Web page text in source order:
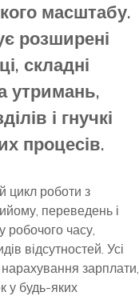
масштабу.
розширені
складні
утримань,
і гнучкі
процесів.
цикл роботи з
переведень і
робочого часу,
відсутностей. Усі
зарплати,
у будь-яких